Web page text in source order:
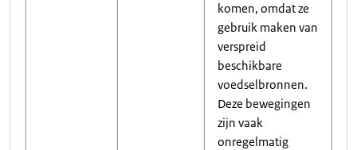
komen, omdat ze
gebruik maken van
verspreid
beschikbare
voedselbronnen.
Deze bewegingen
zijn vaak
onregelmatig